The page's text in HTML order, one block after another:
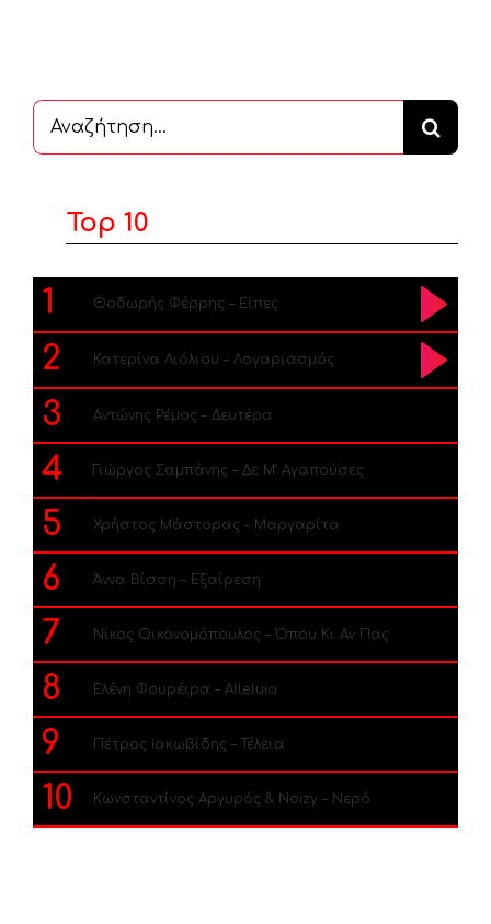
Αναζήτηση
...
Top 10
1 Θοδωρής Φέρρης – Είπες
2 Κατερίνα Λιόλιου – Λογαριασμός
3 Αντώνης Ρέμος – Δευτέρα
4 Γιώργος Σαμπάνης – Δε Μ’ Αγαπούσες
5 Χρήστος Μάστορας – Μαργαρίτα
6 Άννα Βίσση – Εξαίρεση
7 Νίκος Οικονομόπουλος – Όπου Κι Αν Πας
8 Ελένη Φουρέιρα – Alleluia
9 Πέτρος Ιακωβίδης – Τέλεια
10 Κωνσταντίνος Αργυρός & Noizy – Νερό